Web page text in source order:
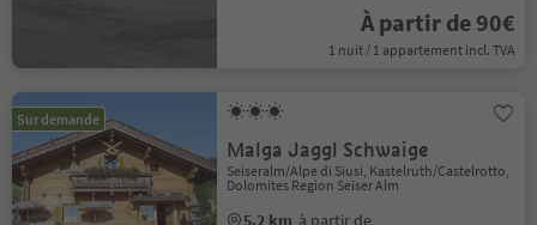
À partir de 90€
1 nuit / 1 appartement incl. TVA
Sur demande
Malga Jaggl Schwaige
Seiseralm/Alpe di Siusi, Kastelruth/Castelrotto,
Dolomites Region Seiser Alm
5.2 km à partir de